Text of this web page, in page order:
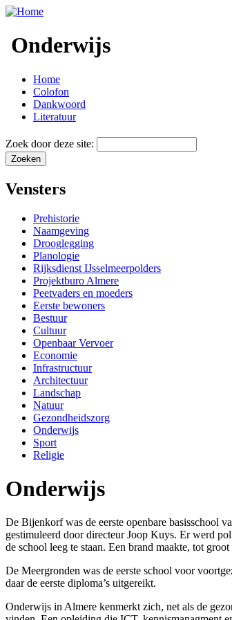
Onderwijs
Home
Colofon
Dankwoord
Literatuur
Zoek door deze site:
Vensters
Prehistorie
Naamgeving
Drooglegging
Planologie
Rijksdienst IJsselmeerpolders
Projektburo Almere
Peetvaders en moeders
Eerste bewoners
Bestuur
Cultuur
Openbaar Vervoer
Economie
Infrastructuur
Architectuur
Landschap
Natuur
Gezondheidszorg
Onderwijs
Sport
Religie
Onderwijs
De Bijenkorf was de eerste openbare basisschool
gestimuleerd door directeur Joop Kuys. Er werd
de school leeg te staan. Een brand maakte, tot
De Meergronden was de eerste school voor
daar de eerste diploma’s uitgereikt.
Onderwijs in Almere kenmerkt zich, net als de